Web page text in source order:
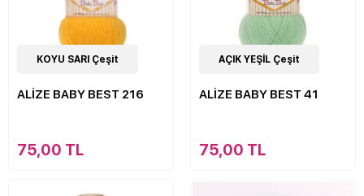
63Çeşit
KOYU SARI Çeşit
ALİZE BABY BEST 216
75,00 TL
63Çeşit
AÇIK YEŞİL Çeşit
ALİZE BABY BEST 41
75,00 TL